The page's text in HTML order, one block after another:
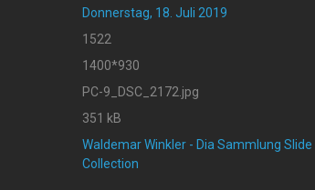
Donnerstag, 18. Juli 2019
1522
1400*930
PC-9_DSC_2172.jpg
351 kB
Waldemar Winkler - Dia Sammlung Slide
Collection